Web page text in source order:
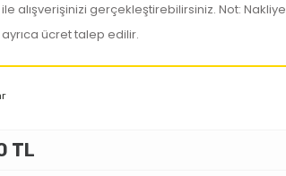
alışverişinizi gerçekleştirebilirsiniz. Not: Nakliye
ücret talep edilir.
TL